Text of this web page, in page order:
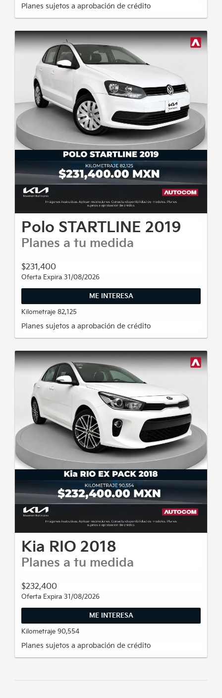
Planes sujetos a aprobación de crédito
Polo STARTLINE 2019
Planes a tu medida
$231,400
Oferta Expira 31/08/2026
ME INTERESA
Kilometraje 82,125
Planes sujetos a aprobación de crédito
Kia RIO 2018
Planes a tu medida
$232,400
Oferta Expira 31/08/2026
ME INTERESA
Kilometraje 90,554
Planes sujetos a aprobación de crédito